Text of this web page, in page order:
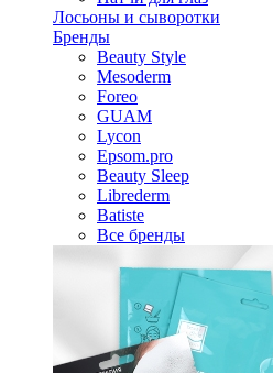
Лосьоны и сыворотки
Бренды
Beauty Style
Mesoderm
Foreo
GUAM
Lycon
Epsom.pro
Beauty Sleep
Librederm
Batiste
Все бренды